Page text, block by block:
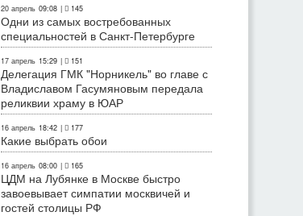
20 апрель 09:08 | 145
Одни из самых востребованных
специальностей в Санкт-Петербурге
17 апрель 15:29 | 151
Делегация ГМК "Норникель" во главе с
Владиславом Гасумяновым передала
реликвии храму в ЮАР
16 апрель 18:42 | 177
Какие выбрать обои
16 апрель 08:00 | 165
ЦДМ на Лубянке в Москве быстро
завоевывает симпатии москвичей и
гостей столицы РФ